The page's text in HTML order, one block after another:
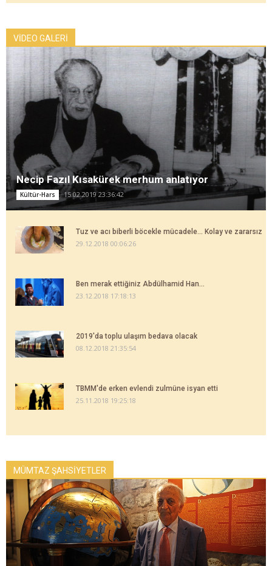
VİDEO GALERİ
Necip Fazıl Kısakürek merhum anlatıyor
Kültür-Hars 15.02.2019 23:36:42
Tuz ve acı biberli böcekle mücadele... Kolay ve zararsız
29.12.2018 00:06:26
Ben merak ettiğiniz Abdülhamid Han...
23.12.2018 17:18:13
2019'da toplu ulaşım bedava olacak
08.12.2018 21:35:54
TBMM'de erken evlendi zulmüne isyan etti
25.11.2018 19:25:18
MÜMTAZ ŞAHSİYETLER